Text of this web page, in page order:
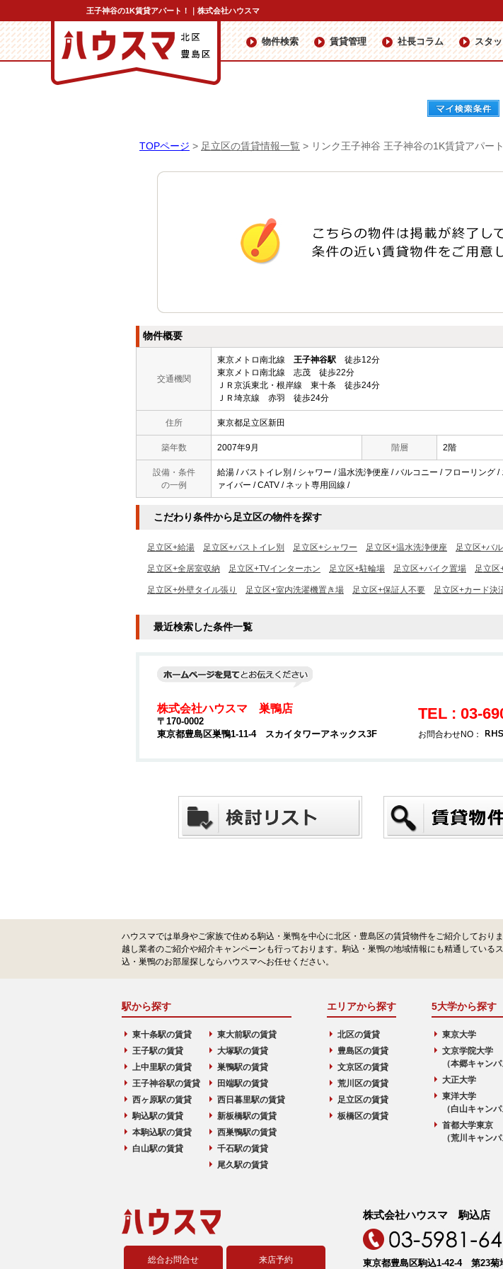
王子神谷の1K賃貸アパート！｜株式会社ハウスマ
物件検索 賃貸管理 社長コラム スタ
TOPページ > 足立区の賃貸情報一覧 > リンク王子神谷 王子神谷の1K賃貸アパート
物件概要
交通機関
東京メトロ南北線 王子神谷駅 徒歩12分
東京メトロ南北線 志茂 徒歩22分
ＪＲ京浜東北・根岸線 東十条 徒歩24分
ＪＲ埼京線 赤羽 徒歩24分
住所 東京都足立区新田
築年数 2007年9月 階層 2階
設備・条件
の一例
給湯 / バストイレ別 / シャワー / 温水洗浄便座 / バルコニー / フローリング
ァイバー / CATV / ネット専用回線 /
こだわり条件から足立区の物件を探す
足立区+給湯 足立区+バストイレ別 足立区+シャワー 足立区+温水洗浄便座 足立区+バ
足立区+全居室収納 足立区+TVインターホン 足立区+駐輪場 足立区+バイク置場 足立区
足立区+外壁タイル張り 足立区+室内洗濯機置き場 足立区+保証人不要 足立区+カード決
最近検索した条件一覧
株式会社ハウスマ 巣鴨店
〒170-0002
東京都豊島区巣鴨1-11-4 スカイタワーアネックス3F
TEL : 03-
お問合わせNO：
ハウスマでは単身やご家族で住める駒込・巣鴨を中心に北区・豊島区の賃貸物件をご紹介しており
越し業者のご紹介や紹介キャンペーンも行っております。駒込・巣鴨の地域情報にも精通してい
込・巣鴨のお部屋探しならハウスマへお任せください。
駅から探す
東十条駅の賃貸
王子駅の賃貸
上中里駅の賃貸
王子神谷駅の賃貸
西ヶ原駅の賃貸
駒込駅の賃貸
本駒込駅の賃貸
白山駅の賃貸
東大前駅の賃貸
大塚駅の賃貸
巣鴨駅の賃貸
田端駅の賃貸
西日暮里駅の賃貸
新板橋駅の賃貸
西巣鴨駅の賃貸
千石駅の賃貸
尾久駅の賃貸
エリアから探す
北区の賃貸
豊島区の賃貸
文京区の賃貸
荒川区の賃貸
足立区の賃貸
板橋区の賃貸
5大学から探す
東京大学
文京学院大学
（本郷キャンパ
大正大学
東洋大学
（白山キャンパ
首都大学東京
（荒川キャンパ
総合お問合せ 来店予約
株式会社ハウスマ 駒込店
東京都豊島区駒込1-42-4 第23菊